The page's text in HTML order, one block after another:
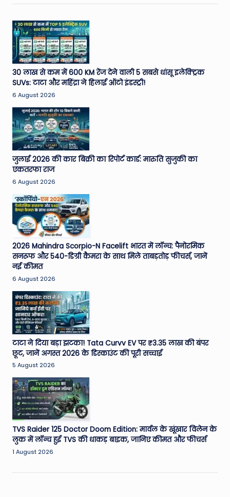
30 लाख से कम में 600 KM रेंज देने वाली 5 सबसे धांसू इलेक्ट्रिक
SUVs: टाटा और महिंद्रा ने हिलाई ऑटो इंडस्ट्री!
6 August 2026
जुलाई 2026 की कार बिक्री का रिपोर्ट कार्ड: मारुति सुजुकी का
एकतरफा राज
6 August 2026
2026 Mahindra Scorpio-N Facelift भारत में लॉन्च: पैनोरमिक
सनरूफ और 540-डिग्री कैमरा के साथ मिले ताबड़तोड़ फीचर्स, जानें
नई कीमत
6 August 2026
टाटा ने दिया बड़ा झटका! Tata Curvv EV पर ₹3.35 लाख की बंपर
छूट, जानें अगस्त 2026 के डिस्काउंट की पूरी सच्चाई
5 August 2026
TVS Raider 125 Doctor Doom Edition: मार्वल के खूंखार विलेन के
लुक में लॉन्च हुई TVS की धाकड़ बाइक, जानिए कीमत और फीचर्स
1 August 2026